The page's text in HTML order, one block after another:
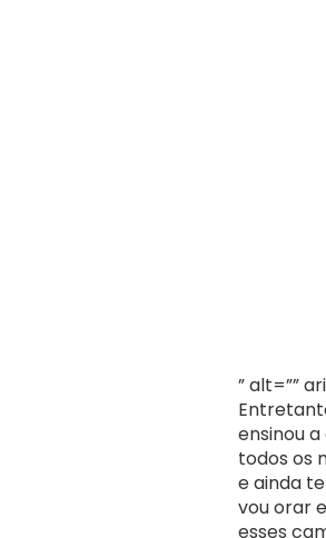
” alt=””
ensinou
todos os
e ainda
vou orar
esses